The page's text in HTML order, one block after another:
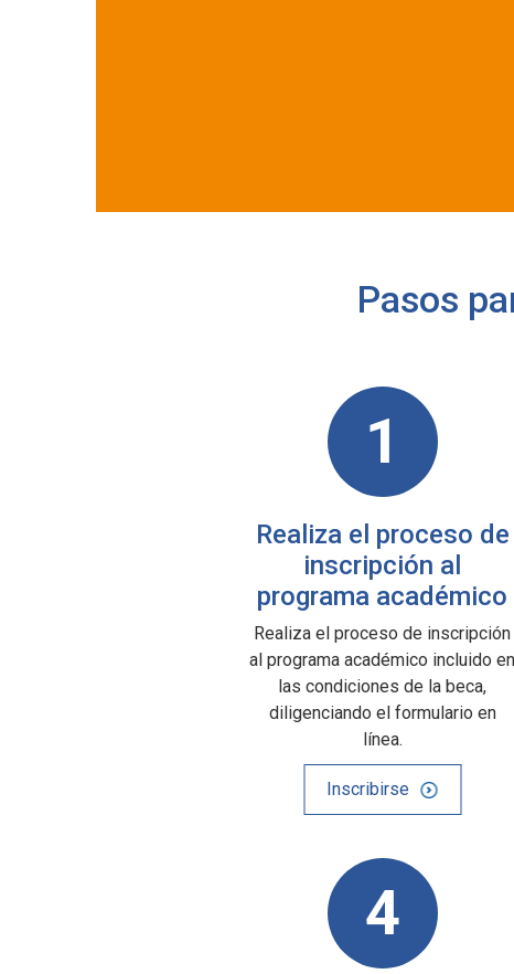
Pasos
1
Realiza el proceso de
inscripción al
programa académico
Realiza el proceso de inscripción
al programa académico incluido en
las condiciones de la beca,
diligenciando el formulario en
línea.
Inscribirse
4